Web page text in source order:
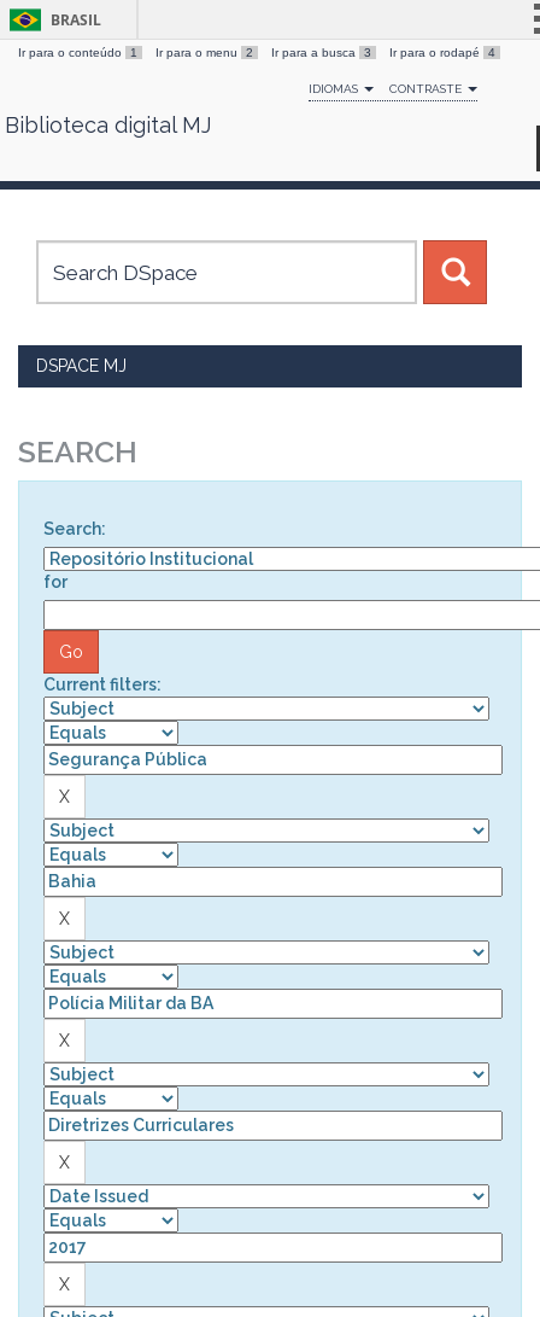
Skip
BRASIL
Simplifique!
Comunica BR
Canais
Ir para o conteúdo 1 Ir para o menu 2 Ir para a busca 3 Ir para o rodapé 4
IDIOMAS CONTRASTE
Biblioteca digital MJ
DSPACE MJ
SEARCH
Search:
for
Current filters: